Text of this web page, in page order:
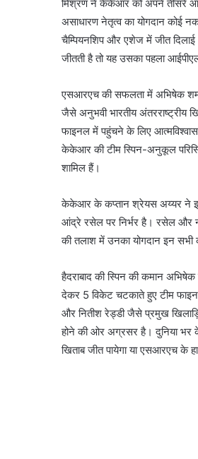
मिश्रण ने केकेआर को अपने तीसरे
असाधारण नेतृत्व का योगदान कोई
चैम्पियनशिप और एशेज में जीत
जीतती है तो यह उसका पहला
एसआरएच की सफलता में अभिषेक
जैसे अनुभवी भारतीय अंतरराष्ट्रीय
फाइनल में पहुंचने के लिए
केकेआर की टीम स्पिन-अनुकूल
शामिल हैं।
केकेआर के कप्तान श्रेयस अय्यर ने
आंद्रे रसेल पर निर्भर है। रसेल और
की तलाश में उनका योगदान इन सभी
हैदराबाद की स्पिन की कमान
देकर 5 विकेट चटकाते हुए टीम
और नितीश रेड्डी जैसे प्रमुख
होने की ओर अग्रसर है। दुनिया
खिताब जीत पायेगा या एसआरएच के